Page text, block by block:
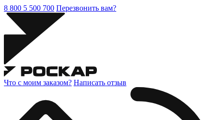
8 800 5 500 700 Перезвонить вам?
Что с моим заказом? Написать отзыв